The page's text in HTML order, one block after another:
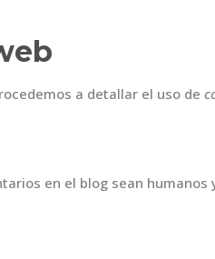
a detallar el uso de
en el blog sean